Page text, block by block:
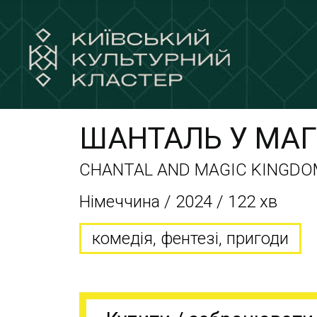
ШАНТАЛЬ У
CHANTAL AND MAGIC
Німеччина / 2024 / 122 хв
комедія, фентезі, пригоди